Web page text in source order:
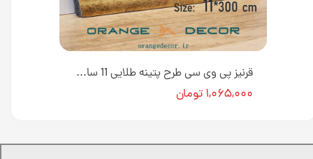
قرنیز پی وی سی طرح پتینه طلایی 11 سانتی متری کد 1103 [انبار تهران]
۱,۰۶۵,۰۰۰ تومان